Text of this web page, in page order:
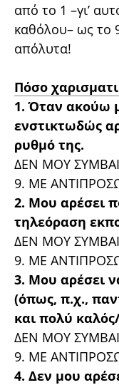
από το 1 –γι’
καθόλου– ως το
απόλυτα!
Πόσο
1. Όταν ακούω
ενστικτωδώς
ρυθμό της.
ΔΕΝ ΜΟΥ
9. ΜΕ
2. Μου αρέσει
τηλεόραση
ΔΕΝ ΜΟΥ
9. ΜΕ
3. Μου αρέσει
(όπως, π.χ.,
και πολύ
ΔΕΝ ΜΟΥ
9. ΜΕ
4. Δεν μου